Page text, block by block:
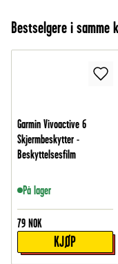
Bestselgere i samme
Garmin Vivoactive 6
Skjermbeskytter -
Beskyttelsesfilm
På lager
79 NOK
KJØP